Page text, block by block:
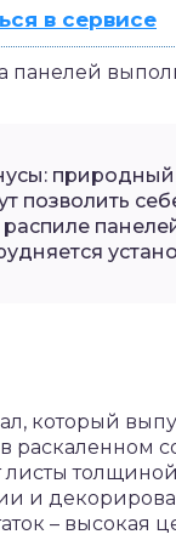
в сервисе
панелей
природный
позволить
который
раскаленном
и
– высокая